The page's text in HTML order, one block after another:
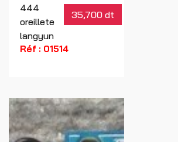
444
oreillete
langyun
35,700 dt
Réf : 01514